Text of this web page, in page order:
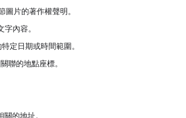
圖片的著作權聲明。
字內容。
特定日期或時間範圍。
聯的地點座標。
關的地址。